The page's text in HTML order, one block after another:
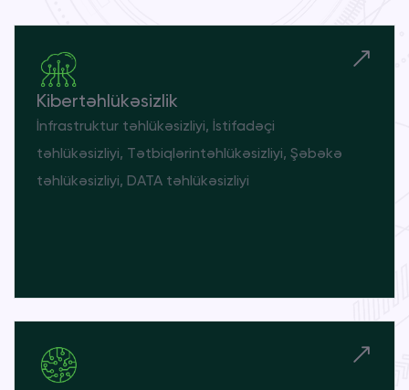
Kibertəhlükəsizlik
İnfrastruktur təhlükəsizliyi, İstifadəçi
təhlükəsizliyi, Tətbiqlərintəhlükəsizliyi, Şəbəkə
təhlükəsizliyi, DATA təhlükəsizliyi